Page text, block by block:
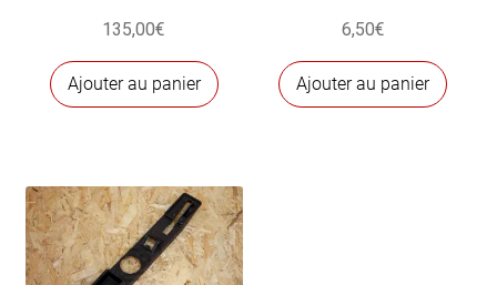
135,00€
Ajouter au panier
6,50€
Ajouter au panier